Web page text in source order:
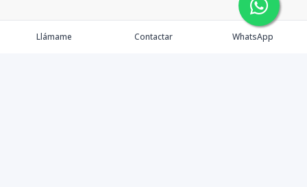
Llámame Contactar WhatsApp